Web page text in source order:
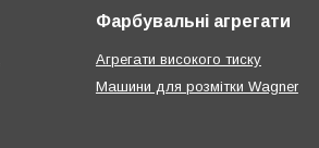
Фарбувальні агрегати
Агрегати високого тиску
Машини для розмітки Wagner